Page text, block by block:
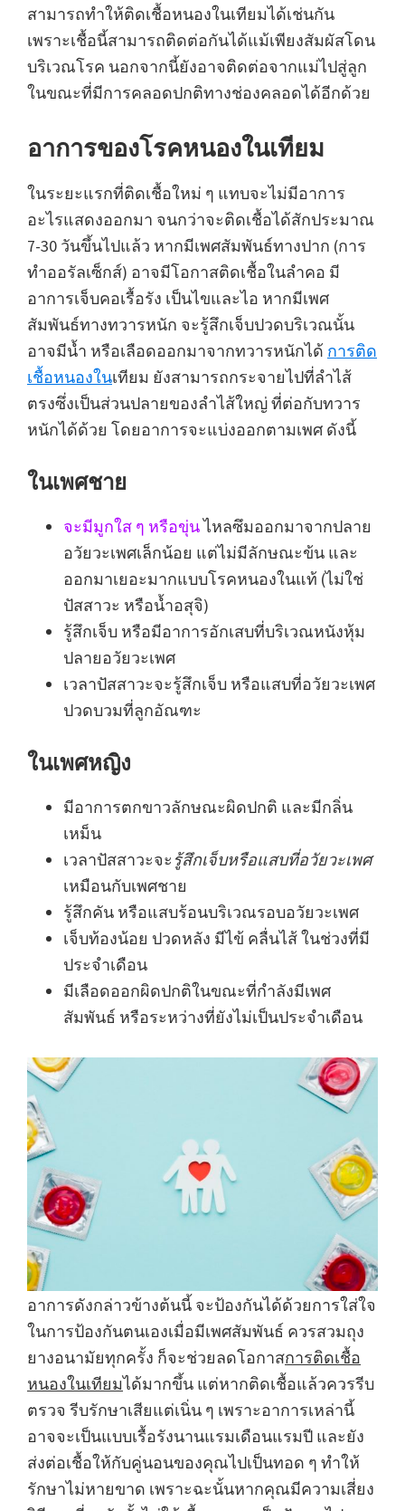
สามารถทำให้ติดเชื้อหนองในเทียมได้เช่นกัน
เพราะเชื้อนี้สามารถติดต่อกันได้แม้เพียงสัมผัสโดน
บริเวณโรค นอกจากนี้ยังอาจติดต่อจากแม่ไปสู่ลูก
ในขณะที่มีการคลอดปกติทางช่องคลอดได้อีกด้วย
อาการของโรคหนองในเทียม
ในระยะแรกที่ติดเชื้อใหม่ ๆ แทบจะไม่มีอาการ
อะไรแสดงออกมา จนกว่าจะติดเชื้อได้สักประมาณ
7-30 วันขึ้นไปแล้ว หากมีเพศสัมพันธ์ทางปาก (การ
ทำออรัลเซ็กส์) อาจมีโอกาสติดเชื้อในลำคอ มี
อาการเจ็บคอเรื้อรัง เป็นไขและไอ หากมีเพศ
สัมพันธ์ทางทวารหนัก จะรู้สึกเจ็บปวดบริเวณนั้น
อาจมีน้ำ หรือเลือดออกมาจากทวารหนักได้ การติด
เชื้อหนองในเทียม ยังสามารถกระจายไปที่ลำไส้
ตรงซึ่งเป็นส่วนปลายของลำไส้ใหญ่ ที่ต่อกับทวาร
หนักได้ด้วย โดยอาการจะแบ่งออกตามเพศ ดังนี้
ในเพศชาย
จะมีมูกใส ๆ หรือขุ่นไหลซึมออกมาจากปลาย
อวัยวะเพศเล็กน้อย แต่ไม่มีลักษณะข้น และ
ออกมาเยอะมากแบบโรคหนองในแท้ (ไม่ใช่
ปัสสาวะ หรือน้ำอสุจิ)
รู้สึกเจ็บ หรือมีอาการอักเสบที่บริเวณหนังหุ้ม
ปลายอวัยวะเพศ
เวลาปัสสาวะจะรู้สึกเจ็บ หรือแสบที่อวัยวะเพศ
ปวดบวมที่ลูกอัณฑะ
ในเพศหญิง
มีอาการตกขาวลักษณะผิดปกติ และมีกลิ่น
เหม็น
เวลาปัสสาวะจะ รู้สึกเจ็บหรือแสบที่อวัยวะเพศ
เหมือนกับเพศชาย
รู้สึกคัน หรือแสบร้อนบริเวณรอบอวัยวะเพศ
เจ็บท้องน้อย ปวดหลัง มีไข้ คลื่นไส้ ในช่วงที่มี
ประจำเดือน
มีเลือดออกผิดปกติในขณะที่กำลังมีเพศ
สัมพันธ์ หรือระหว่างที่ยังไม่เป็นประจำเดือน
อาการดังกล่าวข้างต้นนี้ จะป้องกันได้ด้วยการใส่ใจ
ในการป้องกันตนเองเมื่อมีเพศสัมพันธ์ ควรสวมถุง
ยางอนามัยทุกครั้ง ก็จะช่วยลดโอกาสการติดเชื้อ
หนองในเทียมได้มากขึ้น แต่หากติดเชื้อแล้วควรรีบ
ตรวจ รีบรักษาเสียแต่เนิ่น ๆ เพราะอาการเหล่านี้
อาจจะเป็นแบบเรื้อรังนานแรมเดือนแรมปี และยัง
ส่งต่อเชื้อให้กับคู่นอนของคุณไปเป็นทอด ๆ ทำให้
รักษาไม่หายขาด เพราะฉะนั้นหากคุณมีความเสี่ยง